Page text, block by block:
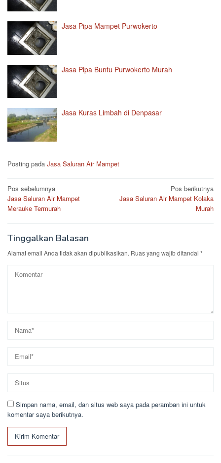
Jasa Pipa Mampet Purwokerto
Jasa Pipa Buntu Purwokerto Murah
Jasa Kuras Limbah di Denpasar
Posting pada Jasa Saluran Air Mampet
Navigasi
pos
Pos sebelumnya
Jasa Saluran Air Mampet
Merauke Termurah
Pos berikutnya
Jasa Saluran Air Mampet Kolaka
Murah
Tinggalkan Balasan
Alamat email Anda tidak akan dipublikasikan. Ruas yang wajib ditandai *
Simpan nama, email, dan situs web saya pada peramban ini untuk
komentar saya berikutnya.